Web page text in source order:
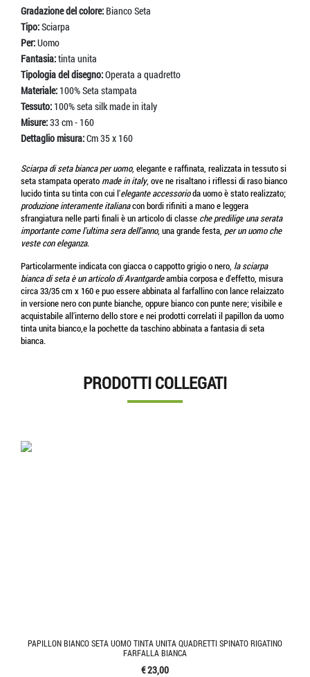
Gradazione del colore: Bianco Seta
Tipo:Sciarpa
Per:Uomo
Fantasia:tinta unita
Tipologia del disegno:Operata a quadretto
Materiale: 100% Seta stampata
Tessuto: 100% seta silk made in italy
Misure:33 cm - 160
Dettaglio misura:Cm 35 x 160
Sciarpa di seta bianca per uomo, elegante e raffinata, realizzata in tessuto si
seta stampata operatomade in italy, ove ne risaltano i riflessi di raso bianco
lucido tinta su tinta con cui l'elegante accessorioda uomo è stato realizzato;
produzione interamente italianacon bordi rifiniti a mano e leggera
sfrangiatura nelle parti finali è un articolo di classe che predilige una serata
importante come l'ultima sera dell'anno, una grande festa, per un uomo che
veste con eleganza.
Particolarmente indicata con giacca o cappotto grigio o nero, la sciarpa
bianca di seta è un articolo di Avantgardeambia corposa e d'effetto, misura
circa 33/35 cm x 160 e puo essere abbinata al farfallino con lance relaizzato
in versione nero con punte bianche, oppure bianco con punte nere; visibile e
acquistabile all'interno dello store e nei prodotti correlati il papillon da uomo
tinta unita bianco,e la pochette da taschino abbinata a fantasia di seta
bianca.
PRODOTTI COLLEGATI
PAPILLON BIANCO SETA UOMO TINTA UNITA QUADRETTI SPINATO RIGATINO
FARFALLA BIANCA
€ 23,00